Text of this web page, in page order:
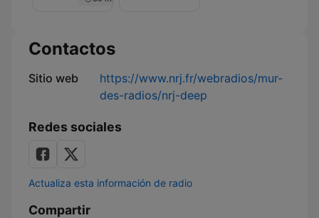
sur
NRJ
Contactos
Sitio web
https://www.nrj.fr/webradios/mur-
des-radios/nrj-deep
Redes sociales
Actualiza esta información de radio
Compartir